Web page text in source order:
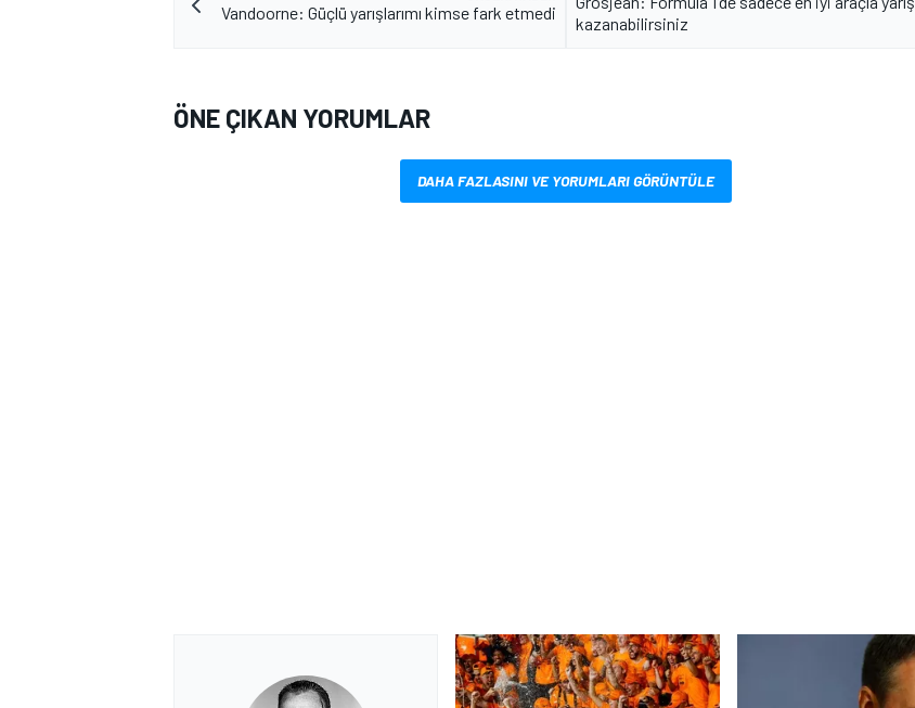
Vandoorne: Güçlü yarışlarımı kimse fark etmedi
kazanabilirsiniz
ÖNE ÇIKAN YORUMLAR
DAHA FAZLASINI VE YORUMLARI GÖRÜNTÜLE